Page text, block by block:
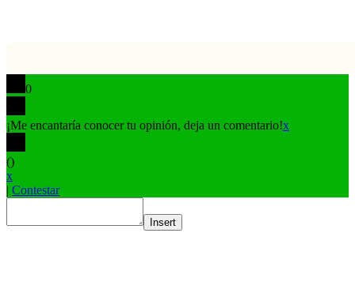
0
¡Me encantaría conocer tu opinión, deja un comentario!x
()
x
| Contestar
Insert